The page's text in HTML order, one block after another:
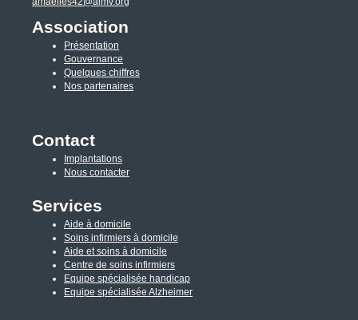
Association
Présentation
Gouvernance
Quelques chiffres
Nos partenaires
Contact
Implantations
Nous contacter
Services
Aide à domicile
Soins infirmiers à domicile
Aide et soins à domicile
Centre de soins infirmiers
Equipe spécialisée handicap
Equipe spécialisée Alzheimer